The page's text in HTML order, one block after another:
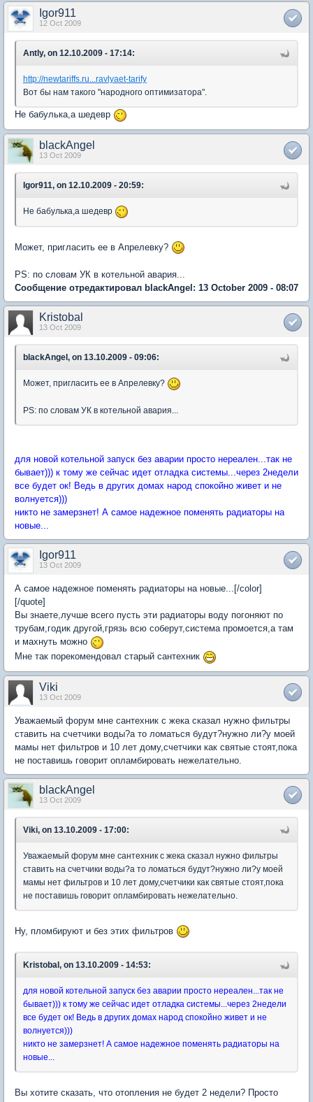
Igor911
12 Oct 2009
Antly, on 12.10.2009 - 17:14:
http://newtariffs.ru...ravlyaet-tarify
Вот бы нам такого "народного оптимизатора".
Не бабулька,а шедевр
blackAngel
13 Oct 2009
Igor911, on 12.10.2009 - 20:59:
Не бабулька,а шедевр
Может, пригласить ее в Апрелевку?
PS: по словам УК в котельной авария...
Сообщение отредактировал blackAngel: 13 October 2009 - 08:07
Kristobal
13 Oct 2009
blackAngel, on 13.10.2009 - 09:06:
Может, пригласить ее в Апрелевку?
PS: по словам УК в котельной авария...
для новой котельной запуск без аварии просто нереален...так не
бывает))) к тому же сейчас идет отладка системы...через 2недели
все будет ок! Ведь в других домах народ спокойно живет и не
волнуется)))
никто не замерзнет! А самое надежное поменять радиаторы на
новые...
Igor911
13 Oct 2009
А самое надежное поменять радиаторы на новые...[/color]
[/quote]
Вы знаете,лучше всего пусть эти радиаторы воду погоняют по
трубам,годик другой,грязь всю соберут,система промоется,а там
и махнуть можно
Мне так порекомендовал старый сантехник
Viki
13 Oct 2009
Уважаемый форум мне сантехник с жека сказал нужно фильтры
ставить на счетчики воды?а то ломаться будут?нужно ли?у моей
мамы нет фильтров и 10 лет дому,счетчики как святые стоят,пока
не поставишь говорит опламбировать нежелательно.
blackAngel
13 Oct 2009
Viki, on 13.10.2009 - 17:00:
Уважаемый форум мне сантехник с жека сказал нужно фильтры
ставить на счетчики воды?а то ломаться будут?нужно ли?у моей
мамы нет фильтров и 10 лет дому,счетчики как святые стоят,пока
не поставишь говорит опламбировать нежелательно.
Ну, пломбируют и без этих фильтров
Kristobal, on 13.10.2009 - 14:53:
для новой котельной запуск без аварии просто нереален...так не
бывает))) к тому же сейчас идет отладка системы...через 2недели
все будет ок! Ведь в других домах народ спокойно живет и не
волнуется)))
никто не замерзнет! А самое надежное поменять радиаторы на
новые...
Вы хотите сказать, что отопления не будет 2 недели? Просто